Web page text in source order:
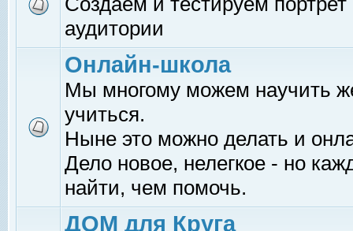
аудитории
Онлайн-школа
Мы многому можем научить
учиться.
Ныне это можно делать и
Дело новое, нелегкое - но
найти, чем помочь.
ДОМ для Круга